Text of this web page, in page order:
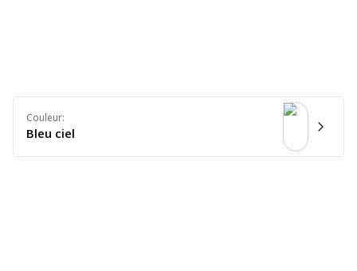
Couleur:
Bleu ciel